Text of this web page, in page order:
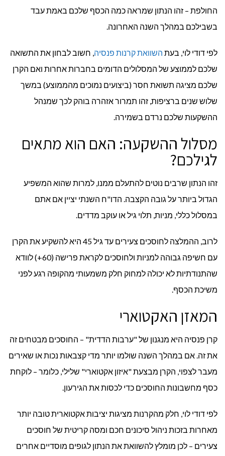
החולפת – זהו הנתון שמראה כמה הכסף שלכם באמת עבד
בשבילכם במהלך השנה האחרונה.
לפי דודי לוי, בעת השוואת קרנות פנסיה, חשוב לבחון את התשואה
שלכם לממוצע של המסלולים הדומים בחברות אחרות ואם הקרן
שלכם מציגה תשואת חסר (ביצועים נמוכים מהממוצע) במשך
שלוש שנים ברציפות, זהו תמרור אזהרה בוהק לכך שמנהל
ההשקעות שלכם נרדם בשמירה.
מסלול ההשקעה: האם הוא מתאים
לגילכם?
זהו הנתון שרבים נוטים להתעלם ממנו, למרות שהוא המשפיע
הגדול ביותר על גובה הקצבה. הדו"ח השנתי יציין אם אתם
במסלול כללי, מניות, תלוי גיל או עוקב מדדים.
לרוב, ההמלצה לחוסכים צעירים עד גיל 45 היא להשקיע את הקרן
עם חשיפה גבוהה למניות ולחוסכים לקראת פרישה (60+) לוודא
שהתנודתיות לא יכולה למחוק חלק משמעותי מהקופה רגע לפני
משיכת הכסף.
המאזן האקטוארי
קרן פנסיה היא מנגנון של "ערבות הדדית" – החוסכים מבטחים זה
את זה. אם במהלך השנה שולמו יותר מדי קצבאות נכות או שאירים
מעבר לצפוי, הקרן מבצעת "איזון אקטוארי" שלילי, כלומר – לוקחת
כסף מחשבונות החוסכים כדי לכסות את הגירעון.
לפי דודי לוי, חלק מהקרנות מציגות יציבות אקטוארית טובה יותר
מאחרות בזכות ניהול סיכונים חכם ומסה קריטית של חוסכים
צעירים – לכן מומלץ להשוואת את הנתון לגופים מוסדיים אחרים